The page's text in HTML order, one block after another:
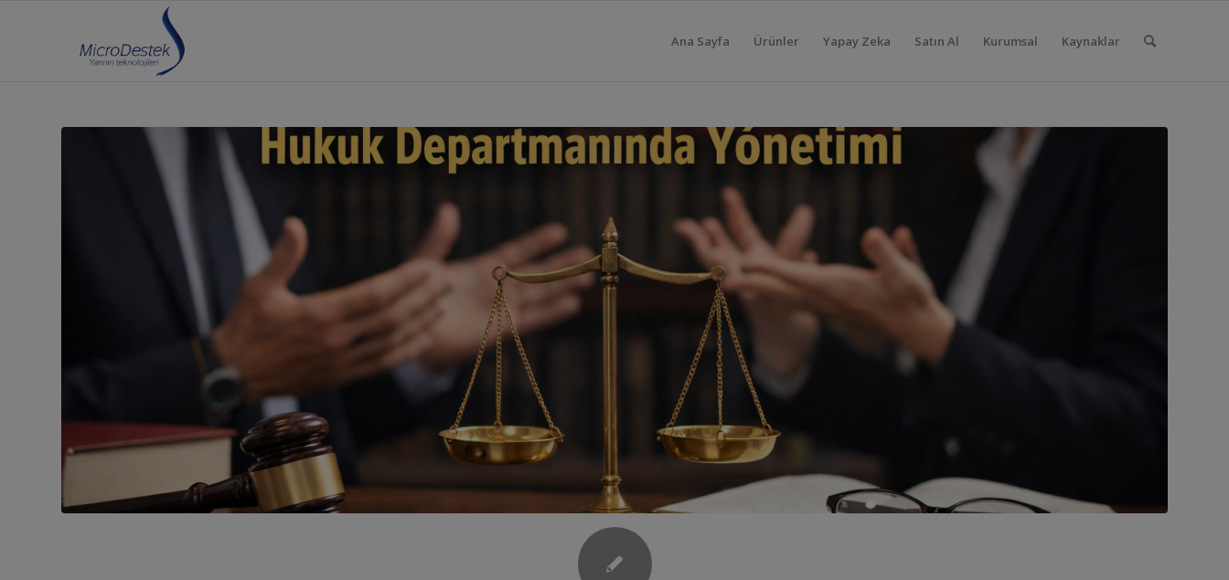
Ana Sayfa Ürünler Yapay Zeka Satın Al Kurumsal Kaynaklar